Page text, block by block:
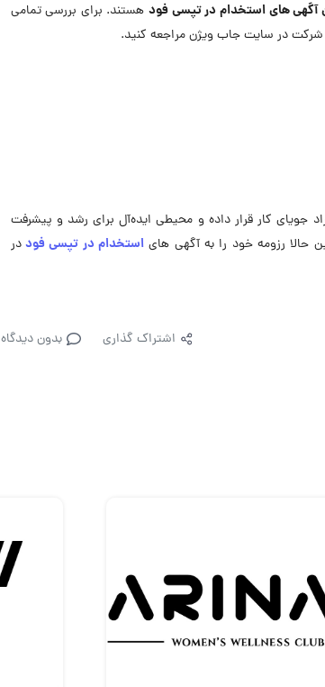
آگهی های استخدام در تپسی فودهستند. برای بررسی تمامی
در ‌سایت جاب ویژن مراجعه کنید.
جویای کار قرار داده و محیطی ایده‌آل برای رشد و پیشرفت
حالا رزومه خود را به آگهی ‌هایاستخدام در تپسی فود در
اشتراک گذاری بدون دیدگاه